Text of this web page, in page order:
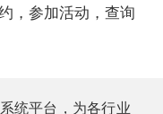
，参加活动，查询
统平台，为各行业